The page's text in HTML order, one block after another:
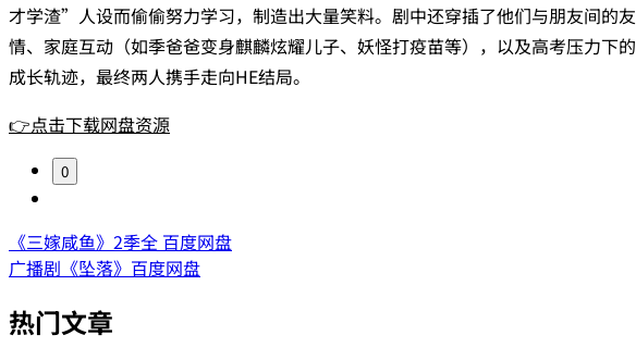
才学渣”人设而偷偷努力学习，制造出大量笑料。剧中还穿插了他们与朋友间的友
情、家庭互动（如季爸爸变身麒麟炫耀儿子、妖怪打疫苗等），以及高考压力下的
成长轨迹，最终两人携手走向HE结局。
👉点击下载网盘资源
0
《三嫁咸鱼》2季全 百度网盘
广播剧《坠落》百度网盘
热门文章